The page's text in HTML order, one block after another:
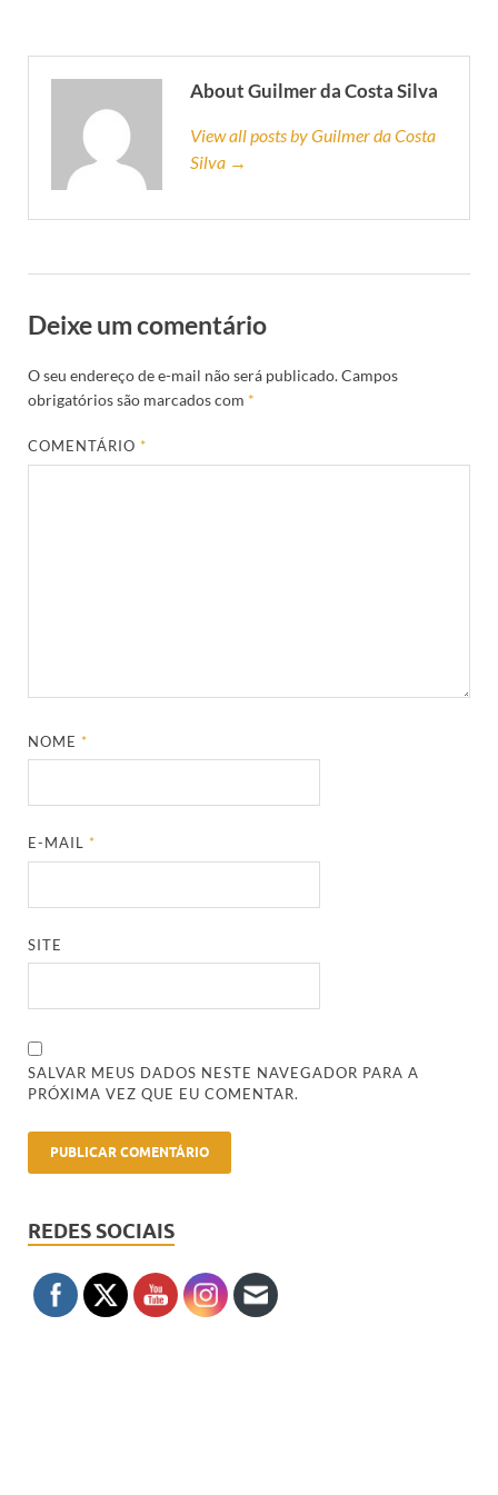
About Guilmer da Costa Silva
View all posts by Guilmer da Costa
Silva →
Deixe um comentário
O seu endereço de e-mail não será publicado.Campos
obrigatórios são marcados com *
COMENTÁRIO*
NOME*
E-MAIL*
SITE
SALVAR MEUS DADOS NESTE NAVEGADOR PARA A
PRÓXIMA VEZ QUE EU COMENTAR.
REDES SOCIAIS